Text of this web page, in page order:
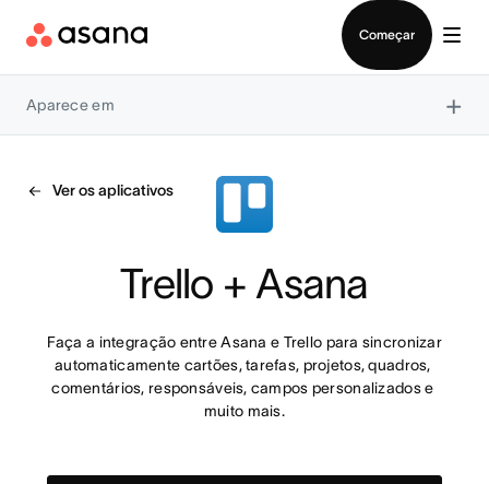
Começar
Aparece em ×
Ver os aplicativos
Trello + Asana
Faça a integração entre Asana e Trello para sincronizar
automaticamente cartões, tarefas, projetos, quadros,
comentários, responsáveis, campos personalizados e
muito mais.